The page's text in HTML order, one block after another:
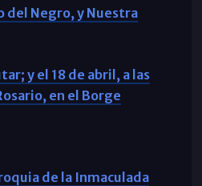
del Negro, y Nuestra
y el 18 de abril, a las
en el Borge
de la Inmaculada